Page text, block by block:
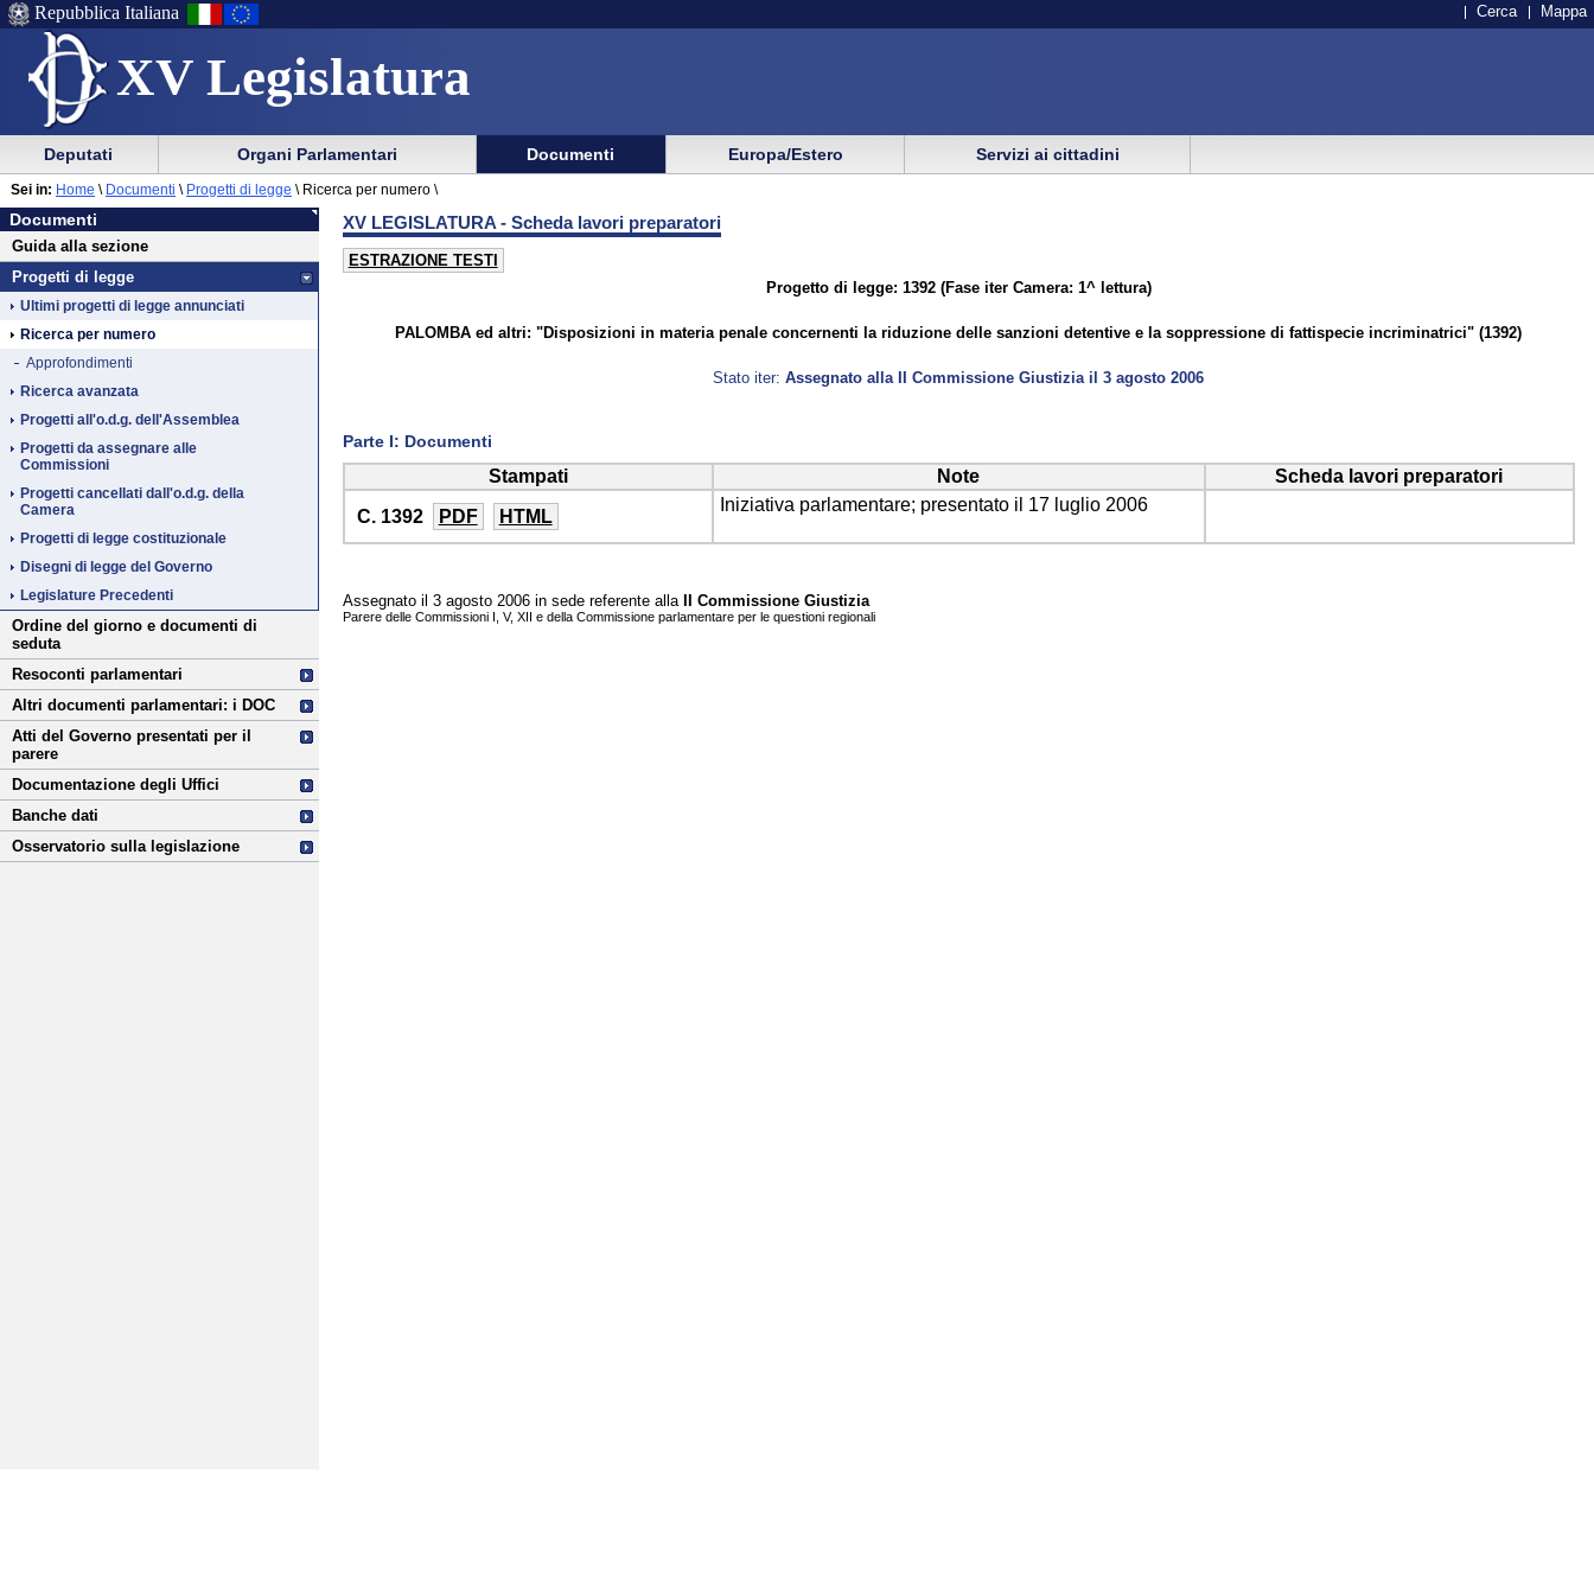
XV Legislatura
Menu
di
ausilio
alla
navigazione
Menu
di
navigazione
principale
Repubblica Italiana Cerca Mappa
Menu
di
navigazione
principale
menu
di
sezione
Deputati Organi Parlamentari Documenti Europa/Estero Servizi ai cittadini
Documenti
Vai
al
contenuto
Documenti
Guida alla sezione
Progetti di legge
Ultimi progetti di legge annunciati
Ricerca per numero
Approfondimenti
Ricerca avanzata
Progetti all'o.d.g. dell'Assemblea
Progetti da assegnare alle
Commissioni
Progetti cancellati dall'o.d.g. della
Camera
Progetti di legge costituzionale
Disegni di legge del Governo
Legislature Precedenti
Ordine del giorno e documenti di
seduta
Resoconti parlamentari
Altri documenti parlamentari: i DOC
Atti del Governo presentati per il
parere
Documentazione degli Uffici
Banche dati
Osservatorio sulla legislazione
Sei in: Home \ Documenti \ Progetti di legge \ Ricerca per numero \
XV LEGISLATURA - Scheda lavori preparatori
ESTRAZIONE TESTI
Progetto di legge: 1392 (Fase iter Camera: 1^ lettura)
PALOMBA ed altri: "Disposizioni in materia penale concernenti la riduzione delle sanzioni detentive e la soppressione di fattispecie incriminatrici" (1392)
Stato iter:Assegnato alla II Commissione Giustizia il 3 agosto 2006
Parte I: Documenti
Stampati Note
Scheda lavori preparatori
C. 1392
PDF HTML
Iniziativa parlamentare; presentato il 17 luglio 2006
Assegnato il 3 agosto 2006 in sede referente alla II Commissione Giustizia
Parere delle Commissioni I, V, XII e della Commissione parlamentare per le questioni regionali